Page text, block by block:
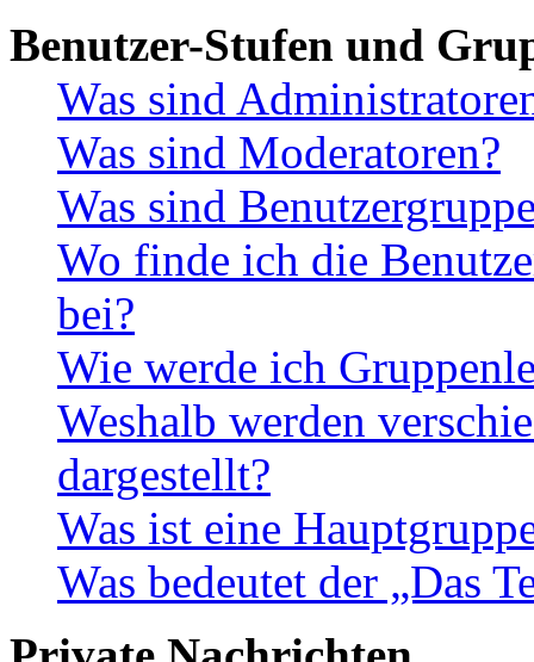
Benutzer-Stufen und
Was sind
Was sind Moderatoren?
Was sind
Wo finde ich die
bei?
Wie werde ich
Weshalb werden
dargestellt?
Was ist eine
Was bedeutet der „Das